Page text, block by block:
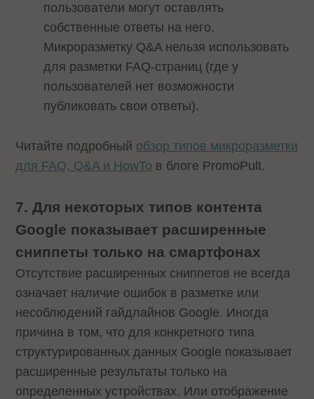
пользователи могут оставлять
собственные ответы на него.
Микроразметку Q&A нельзя использовать
для разметки FAQ-страниц (где у
пользователей нет возможности
публиковать свои ответы).
Читайте подробный обзор типов микроразметки
для FAQ, Q&A и HowTo в блоге PromoPult.
7. Для некоторых типов контента
Google показывает расширенные
сниппеты только на смартфонах
Отсутствие расширенных сниппетов не всегда
означает наличие ошибок в разметке или
несоблюдений гайдлайнов Google. Иногда
причина в том, что для конкретного типа
структурированных данных Google показывает
расширенные результаты только на
определенных устройствах. Или отображение